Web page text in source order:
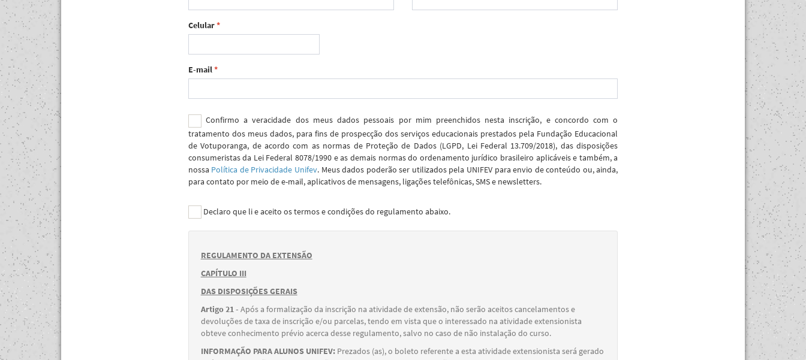
Celular*
E-mail*
Confirmo a veracidade dos meus dados pessoais por mim preenchidos nesta inscrição, e concordo com o
tratamento dos meus dados, para fins de prospecção dos serviços educacionais prestados pela Fundação Educacional
de Votuporanga, de acordo com as normas de Proteção de Dados (LGPD, Lei Federal 13.709/2018), das disposições
consumeristas da Lei Federal 8078/1990 e as demais normas do ordenamento jurídico brasileiro aplicáveis e também, a
nossa Política de Privacidade Unifev. Meus dados poderão ser utilizados pela UNIFEV para envio de conteúdo ou, ainda,
para contato por meio de e-mail, aplicativos de mensagens, ligações telefônicas, SMS e newsletters.
Declaro que li e aceito os termos e condições do regulamento abaixo.
REGULAMENTO DA EXTENSÃO
CAPÍTULO III
DAS DISPOSIÇÕES GERAIS
Artigo 21 - Após a formalização da inscrição na atividade de extensão, não serão aceitos cancelamentos e
devoluções de taxa de inscrição e/ou parcelas, tendo em vista que o interessado na atividade extensionista
obteve conhecimento prévio acerca desse regulamento, salvo no caso de não instalação do curso.
INFORMAÇÃO PARA ALUNOS UNIFEV:Prezados (as), o boleto referente a esta atividade extensionista será gerado